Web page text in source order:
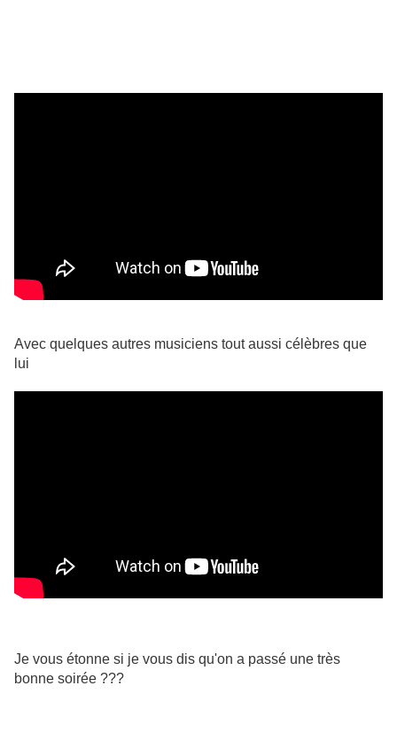
Avec quelques autres musiciens tout aussi célèbres que
lui
Je vous étonne si je vous dis qu'on a passé une très
bonne soirée ???